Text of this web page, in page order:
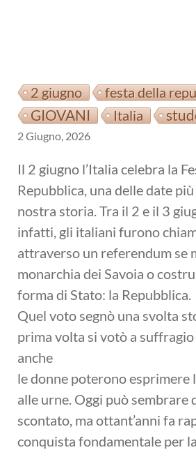
2 giugno festa della
GIOVANI Italia
2 Giugno, 2026
Il 2 giugno l’Italia celebra la
Repubblica, una delle date
nostra storia. Tra il 2 e il 3
infatti, gli italiani furono
attraverso un referendum se
monarchia dei Savoia o
forma di Stato: la Repubblica.
Quel voto segnò una svolta
prima volta si votò a
anche
le donne poterono esprimere
alle urne. Oggi può sembrare
scontato, ma ottant’anni fa
conquista fondamentale per